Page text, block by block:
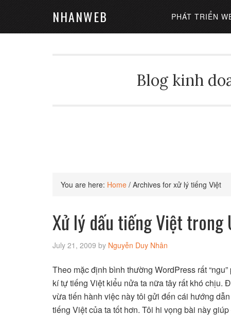
NHANWEB PHÁT TRIỂN
Blog kinh
You are here: Home / Archives for xử lý tiếng Việt
Xử lý dấu tiếng Việt trong
July 21, 2009 by Nguyễn Duy Nhân
Theo mặc định bình thường WordPress rất
kí tự tiếng Việt kiểu nửa ta nữa tây rất khó chịu.
vừa tiến hành việc này tôi gửi đến cái hướng
tiếng Việt của ta tốt hơn. Tôi hi vọng bài này